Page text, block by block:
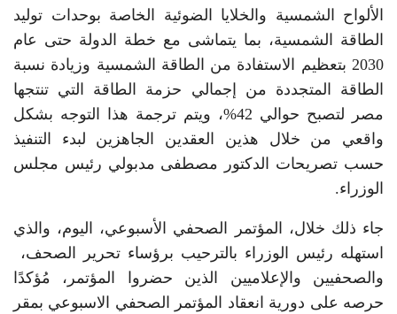
الألواح الشمسية والخلايا الضوئية الخاصة بوحدات توليد
الطاقة الشمسية، بما يتماشى مع خطة الدولة حتى عام
2030 بتعظيم الاستفادة من الطاقة الشمسية وزيادة نسبة
الطاقة المتجددة من إجمالي حزمة الطاقة التي تنتجها
مصر لتصبح حوالي 42%، ويتم ترجمة هذا التوجه بشكل
واقعي من خلال هذين العقدين الجاهزين لبدء التنفيذ
حسب تصريحات الدكتور مصطفى مدبولي رئيس مجلس
الوزراء.
جاء ذلك خلال، المؤتمر الصحفي الأسبوعي، اليوم، والذي
استهله رئيس الوزراء بالترحيب برؤساء تحرير الصحف،
والصحفيين والإعلاميين الذين حضروا المؤتمر، مُؤكدًا
حرصه على دورية انعقاد المؤتمر الصحفي الاسبوعي بمقر